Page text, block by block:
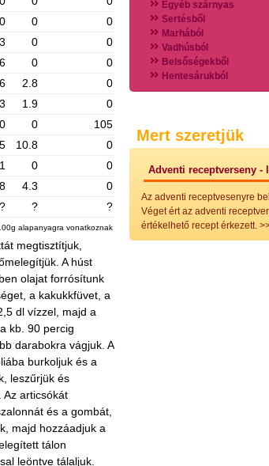
0 0
0
0
0
0
0
6 2.8
0
1.9
0
0 0
105
10.8
0
0
0
4.3
0
? ? ?
alapanyagra vonatkoznak
megtisztítjuk,
A húst
olajat forrósítunk
a kakukkfüvet, a
dl vízzel, majd a
kb. 90 percig
darabokra vágjuk. A
burkoljuk és a
leszűrjük és
Az articsókát
és a gombát,
majd hozzáadjuk a
tálon
leöntve tálaljuk.
Egyéb szárnyas
Sertésből
Marhából
Vadhúsból
Belsőségekből
Hentesárukból
Vadszárnyasokból
Halak
Hidegvérűek
Klasszikus főzelékek
Zöldséges ételek
Saláták
Hidegkonyhai
Mert szeretjük
Adventi receptverseny -
Az adventi receptvesenyre
Véget ért az adventi
értékelhető recept érkezett.